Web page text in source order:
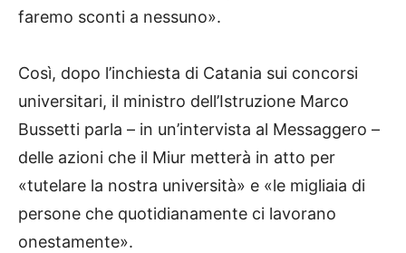
faremo sconti a nessuno».
Così, dopo l’inchiesta di Catania sui concorsi
universitari, il ministro dell’Istruzione Marco
Bussetti parla – in un’intervista al Messaggero –
delle azioni che il Miur metterà in atto per
«tutelare la nostra università» e «le migliaia di
persone che quotidianamente ci lavorano
onestamente».